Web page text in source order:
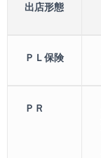
出店形態
ＰＬ保険
ＰＲ